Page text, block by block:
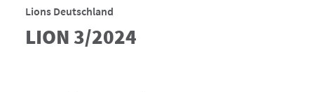
Lions Deutschland
LION 3/2024